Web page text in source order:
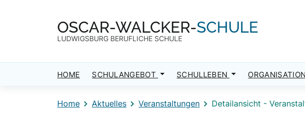
OSCAR-WALCKER-SCHULE
LUDWIGSBURG BERUFLICHE SCHULE
HOME SCHULANGEBOT SCHULLEBEN ORGANISATION
Home Aktuelles Veranstaltungen Detailansicht -